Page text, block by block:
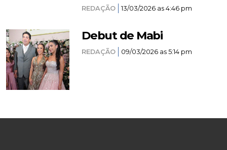
REDAÇÃO 13/03/2026 as 4:46 pm
Debut de Mabi
REDAÇÃO 09/03/2026 as 5:14 pm